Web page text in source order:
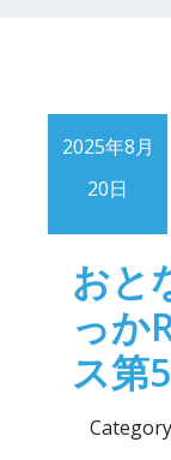
2025年8月
20日
おと
っか
ス第